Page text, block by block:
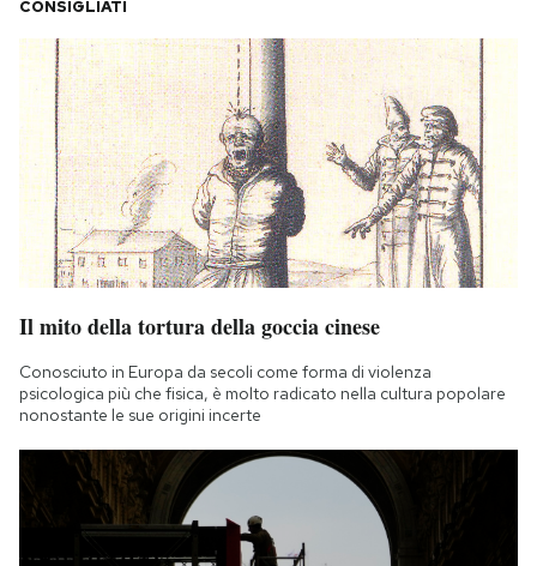
CONSIGLIATI
Il mito della tortura della goccia cinese
Conosciuto in Europa da secoli come forma di violenza
psicologica più che fisica, è molto radicato nella cultura popolare
nonostante le sue origini incerte